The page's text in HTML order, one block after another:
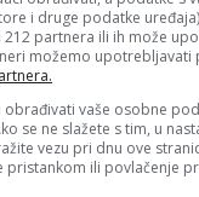
je Hearn, ocijenivši
na Reflecting
i druge podatke
partnera ili ih može
možemo upotrebljavati
vaše osobne
se ne slažete s tim, u
vezu pri dnu ove
pristankom ili povlačenje